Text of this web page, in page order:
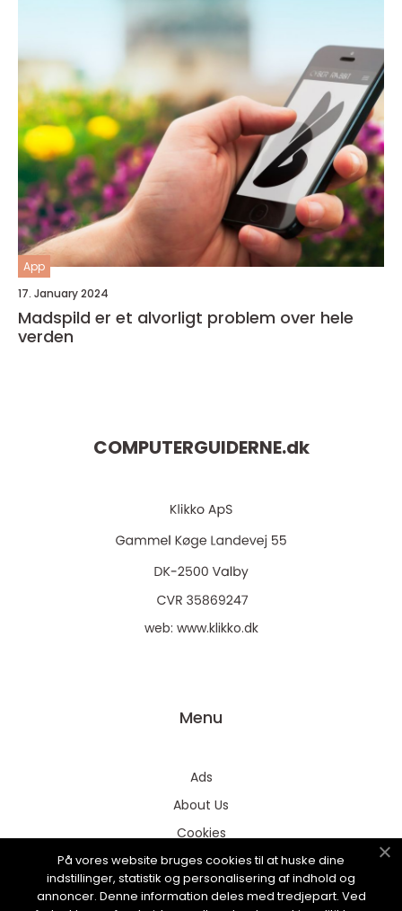
App
17. January 2024
Madspild er et alvorligt problem over hele
verden
COMPUTERGUIDERNE.dk
web: www.klikko.dk
Menu
Ads
About Us
Cookies
Contact
Sitemap
På vores website bruges cookies til at huske dine
indstillinger, statistik og personalisering af indhold og
annoncer. Denne information deles med tredjepart. Ved